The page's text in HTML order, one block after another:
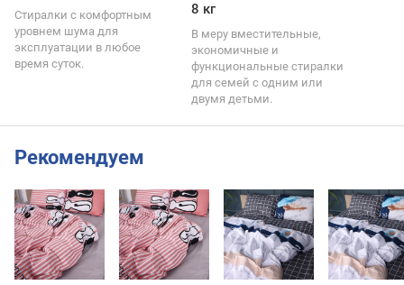
Стиралки с комфортным
уровнем шума для
эксплуатации в любое
время суток.
8 кг
В меру вместительные,
экономичные и
функциональные стиралки
для семей с одним или
двумя детьми.
Рекомендуем